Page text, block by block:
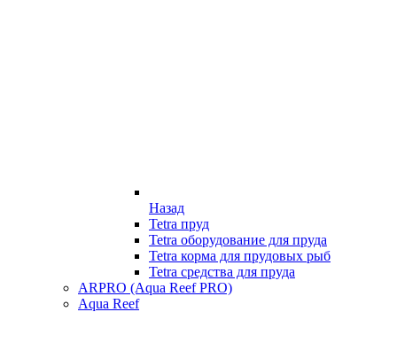
Назад
Tetra пруд
Tetra оборудование для пруда
Tetra корма для прудовых рыб
Tetra средства для пруда
ARPRO (Aqua Reef PRO)
Aqua Reef